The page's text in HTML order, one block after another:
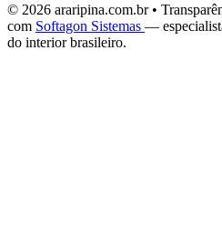
© 2026 araripina.com.br •
com Softagon Sistemas —
do interior brasileiro.